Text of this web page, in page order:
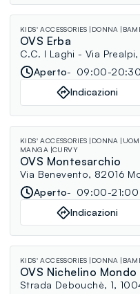
KIDS' ACCESSORIES DONNA
OVS Erba
C.C. I Laghi - Via
Aperto
09:00-20:30
Indicazioni
KIDS' ACCESSORIES DONNA
MANGA CURVY
OVS Montesarchio
Via Benevento, 82016
Aperto
09:00-21:00
Indicazioni
KIDS' ACCESSORIES DONNA
OVS Nichelino Mondo
Strada Debouchè, 1,